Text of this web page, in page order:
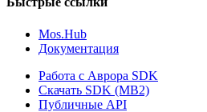
Mos.Hub
Документация
Работа с Аврора SDK
Скачать SDK (MB2)
Публичные API